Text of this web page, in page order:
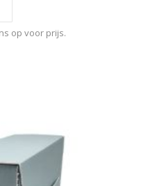
op voor prijs.